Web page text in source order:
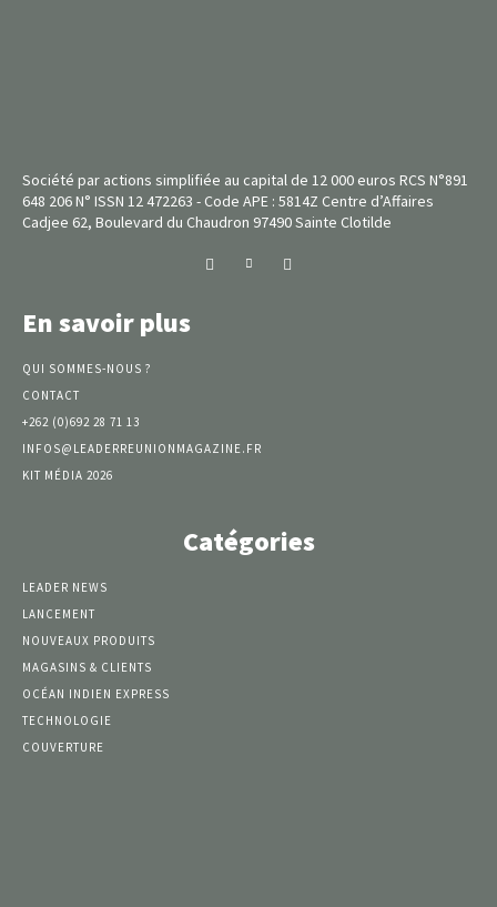
Société par actions simplifiée au capital de 12 000 euros RCS N°891
648 206 N° ISSN 12 472263 - Code APE : 5814Z Centre d’Affaires
Cadjee 62, Boulevard du Chaudron 97490 Sainte Clotilde
En savoir plus
QUI SOMMES-NOUS ?
CONTACT
+262 (0)692 28 71 13
INFOS@LEADERREUNIONMAGAZINE.FR
KIT MÉDIA 2026
Catégories
LEADER NEWS
LANCEMENT
NOUVEAUX PRODUITS
MAGASINS & CLIENTS
OCÉAN INDIEN EXPRESS
TECHNOLOGIE
COUVERTURE